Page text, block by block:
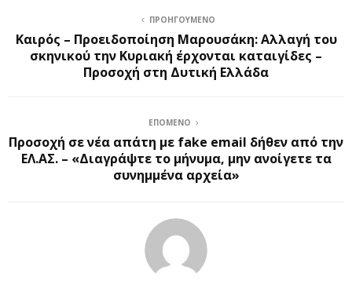
ΠΡΟΗΓΟΎΜΕΝΟ
Καιρός – Προειδοποίηση Μαρουσάκη: Αλλαγή του
σκηνικού την Κυριακή έρχονται καταιγίδες –
Προσοχή στη Δυτική Ελλάδα
ΕΠΌΜΕΝΟ
Προσοχή σε νέα απάτη με fake email δήθεν από την
ΕΛ.ΑΣ. – «Διαγράψτε το μήνυμα, μην ανοίγετε τα
συνημμένα αρχεία»